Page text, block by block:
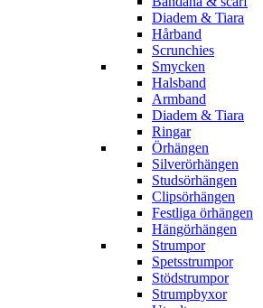
Diadem & Tiara
Hårband
Scrunchies
Smycken
Halsband
Armband
Diadem & Tiara
Ringar
Örhängen
Silverörhängen
Studsörhängen
Clipsörhängen
Festliga örhängen
Hängörhängen
Strumpor
Spetsstrumpor
Stödstrumpor
Strumpbyxor